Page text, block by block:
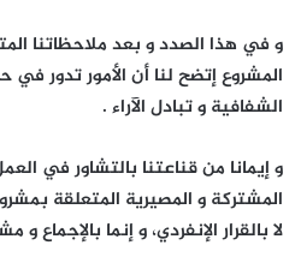
و في هذا الصدد و بعد ملاحظاتنا
المشروع إتضح لنا أن الأمور تدور
الشفافية و تبادل الآراء .
و إيمانا من قناعتنا بالتشاور في
المشتركة و المصيرية المتعلقة
لا بالقرار الإنفردي، و إنما بالإجماع